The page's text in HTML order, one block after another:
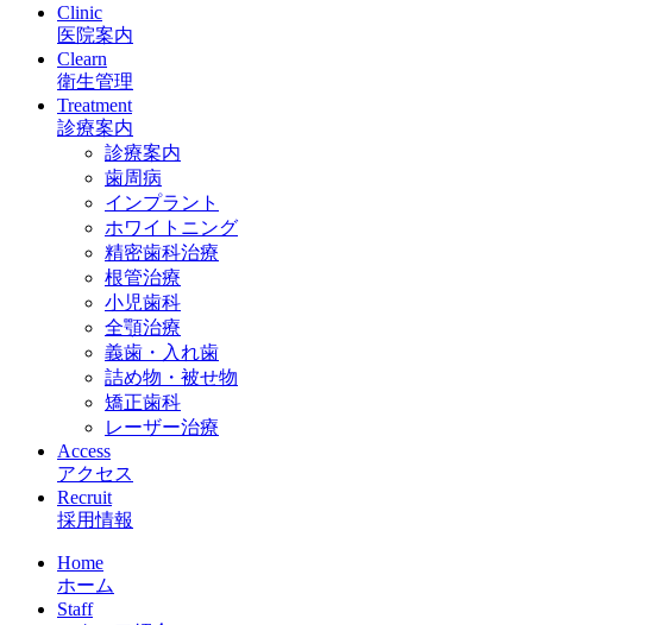
Clinic
医院案内
Clearn
衛生管理
Treatment
診療案内
診療案内
歯周病
インプラント
ホワイトニング
精密歯科治療
根管治療
小児歯科
全顎治療
義歯・入れ歯
詰め物・被せ物
矯正歯科
レーザー治療
Access
アクセス
Recruit
採用情報
Home
ホーム
Staff